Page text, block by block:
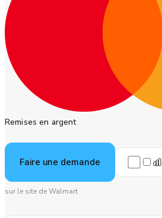
Remises en argent
Faire une demande
sur le site de Walmart